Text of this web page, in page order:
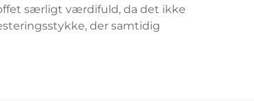
særligt værdifuld, da det ikke
der samtidig